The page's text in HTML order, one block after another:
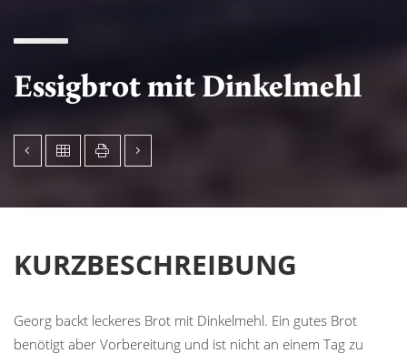
Essigbrot mit Dinkelmehl
KURZBESCHREIBUNG
Georg backt leckeres Brot mit Dinkelmehl. Ein gutes Brot
benötigt aber Vorbereitung und ist nicht an einem Tag zu